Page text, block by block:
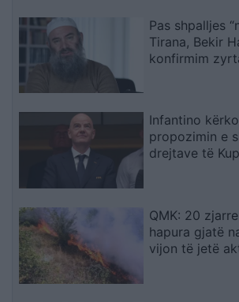
Pas shpalljes
Tirana, Bekir
konfirmim
Infantino
propozimin e
drejtave të
QMK: 20
hapura gjatë
vijon të jetë